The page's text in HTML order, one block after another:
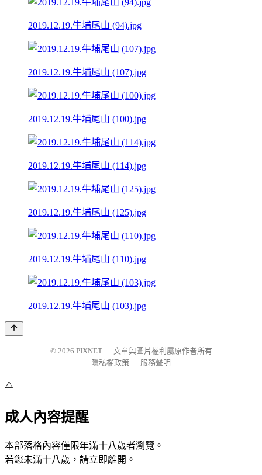
2019.12.19.牛埔尾山 (94).jpg
2019.12.19.牛埔尾山 (107).jpg
2019.12.19.牛埔尾山 (100).jpg
2019.12.19.牛埔尾山 (114).jpg
2019.12.19.牛埔尾山 (125).jpg
2019.12.19.牛埔尾山 (110).jpg
2019.12.19.牛埔尾山 (103).jpg
© 2026 PIXNET
文章與圖片權利屬原作者所有
隱私權政策
服務聲明
⚠️
成人內容提醒
本部落格內容僅限年滿十八歲者瀏覽。
若您未滿十八歲，請立即離開。